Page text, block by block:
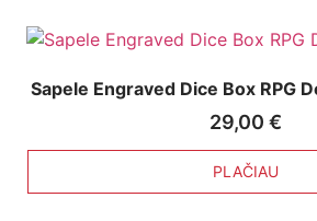
Sapele Engraved Dice Box RPG
29,00 €
PLAČIAU